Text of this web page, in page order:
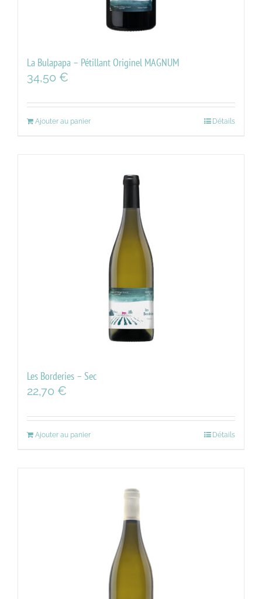
La Bulapapa – Pétillant Originel MAGNUM
34,50 €
Ajouter au panier Détails
Les Borderies – Sec
22,70 €
Ajouter au panier Détails